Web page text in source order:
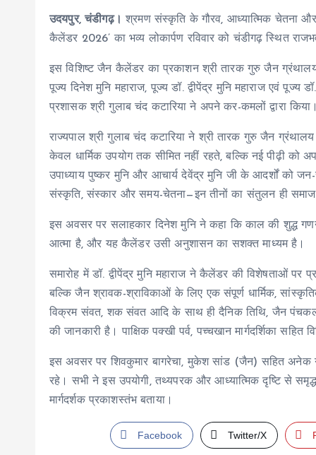
उदयपुर, चंडीगढ़। श्रमण संस्कृति के गौरव, आध्यात्मिक चेतना और
कैलेंडर 2026’ का भव्य लोकार्पण रविवार को चंडीगढ़ स्थित
इस विशिष्ट जैन कैलेंडर का प्रकाशन श्री तारक गुरु जैन ग्रंथालय,
पूज्य दिनेश मुनि महाराज, पूज्य डॉ. द्वीपेंद्र मुनि महाराज एवं पूज्य
प्रशासक श्री गुलाब चंद कटारिया ने अपने कर-कमलों द्वारा किया।
राज्यपाल श्री गुलाब चंद कटारिया ने श्री तारक गुरु जैन
केवल धार्मिक उपयोग तक सीमित नहीं रहते, बल्कि नई पीढ़ी को
उपाध्याय पुष्कर मुनि और आचार्य देवेंद्र मुनि जी के आदर्शों को
संस्कृति, संस्कार और समय-चेतना—इन तीनों का संतुलन ही समाज
इस अवसर पर सलाहकार दिनेश मुनि ने कहा कि काल की शुद्ध
आत्मा है, और यह कैलेंडर उसी अनुशासन का सशक्त माध्यम है।
समारोह में डॉ. द्वीपेंद्र मुनि महाराज ने कैलेंडर की विशेषताओं
बल्कि जैन श्रावक-श्राविकाओं के लिए एक संपूर्ण धार्मिक,
विक्रम संवत, शक संवत आदि के साथ ही दैनिक तिथि, जैन
की जानकारी है। पाक्षिक पक्खी पर्व, पच्चखान मार्गदर्शिका सहित
इस अवसर पर शिवकुमार बागरेचा, मुकेश सांड (जैन) सहित अनेक
रहे। सभी ने इस उपयोगी, तथ्यपरक और आध्यात्मिक दृष्टि से
मार्गदर्शक प्रकाशस्तंभ बताया।
Facebook Twitter/X